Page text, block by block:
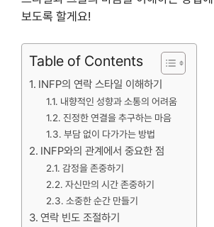
보도록 할게요!
Table of Contents
INFP의 연락 스타일 이해하기
내향적인 성향과 소통의 어려움
진정한 연결을 추구하는 마음
부담 없이 다가가는 방법
INFP와의 관계에서 중요한 점
감정을 존중하기
자신만의 시간 존중하기
소중한 순간 만들기
연락 빈도 조절하기